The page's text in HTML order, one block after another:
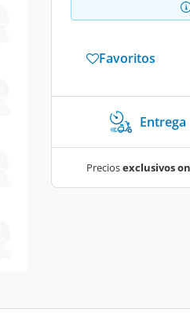
Favoritos
Entrega
Preciosexclusivos